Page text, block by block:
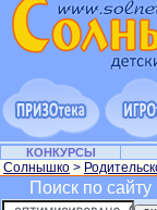
КОНКУРСЫ
Солнышко >
Поиск по сайту